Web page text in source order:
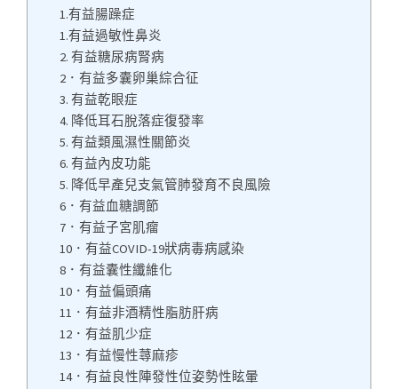
1.有益腸躁症
1.有益過敏性鼻炎
2. 有益糖尿病腎病
2．有益多囊卵巢綜合征
3. 有益乾眼症
4. 降低耳石脫落症復發率
5. 有益類風濕性關節炎
6. 有益內皮功能
5. 降低早產兒支氣管肺發育不良風險
6．有益血糖調節
7．有益子宮肌瘤
10．有益COVID-19狀病毒病感染
8．有益囊性纖維化
10．有益偏頭痛
11．有益非酒精性脂肪肝病
12．有益肌少症
13．有益慢性蕁麻疹
14．有益良性陣發性位姿勢性眩暈